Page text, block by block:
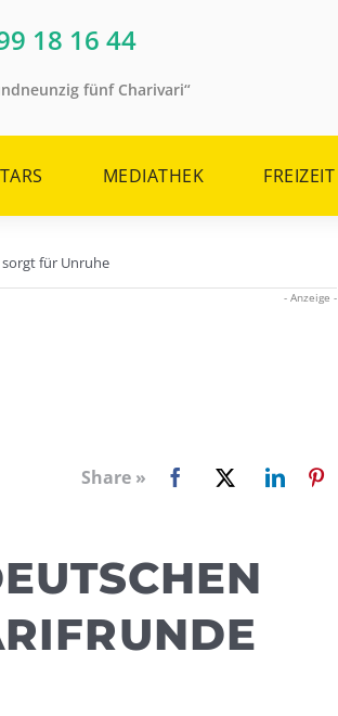
18 16 44
fünf Charivari“
MEDIATHEK FREIZEIT
für Unruhe
- Anzeige -
Share »